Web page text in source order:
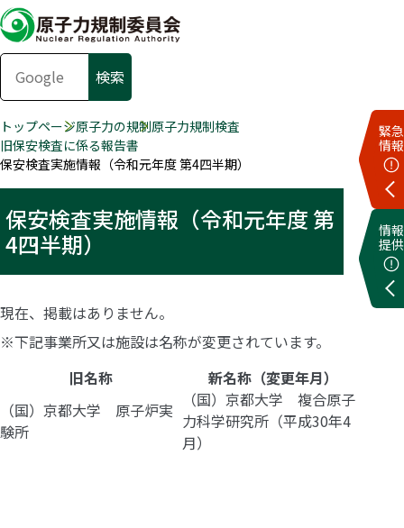
緊急
情報
情報
提供
トップページ原子力の規制原子力規制検査
旧保安検査に係る報告書
保安検査実施情報（令和元年度 第4四半期）
保安検査実施情報（令和元年度 第
4四半期）
現在、掲載はありません。
※下記事業所又は施設は名称が変更されています。
旧名称
新名称（変更年月）
（国）京都大学 原子炉実
験所
（国）京都大学 複合原子
力科学研究所（平成30年4
月）